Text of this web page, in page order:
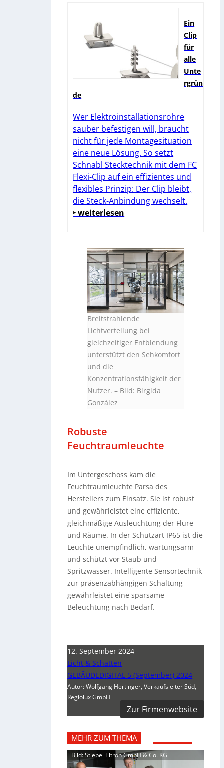
Ein
Clip
für
alle
Unte
rgrün
de
Wer Elektroinstallationsrohre
sauber befestigen will, braucht
nicht für jede Montagesituation
eine neue Lösung. So setzt
Schnabl Stecktechnik mit dem FC
Flexi-Clip auf ein effizientes und
flexibles Prinzip: Der Clip bleibt,
die Steck-Anbindung wechselt.
‣ weiterlesen
Breitstrahlende
Lichtverteilung bei
gleichzeitiger Entblendung
unterstützt den Sehkomfort
und die
Konzentrationsfähigkeit der
Nutzer. – Bild: Birgida
González
Robuste
Feuchtraumleuchte
Im Untergeschoss kam die
Feuchtraumleuchte Parsa des
Herstellers zum Einsatz. Sie ist robust
und gewährleistet eine effiziente,
gleichmäßige Ausleuchtung der Flure
und Räume. In der Schutzart IP65 ist die
Leuchte unempfindlich, wartungsarm
und schützt vor Staub und
Spritzwasser. Intelligente Sensortechnik
zur präsenzabhängigen Schaltung
gewährleistet eine sparsame
Beleuchtung nach Bedarf.
12. September 2024
Licht & Schatten
GEBÄUDEDIGITAL 5 (September) 2024
Autor: Wolfgang Hertinger, Verkaufsleiter Süd,
Regiolux GmbH
Zur Firmenwebsite
MEHR ZUM THEMA
Bild: Stiebel Eltron GmbH & Co. KG